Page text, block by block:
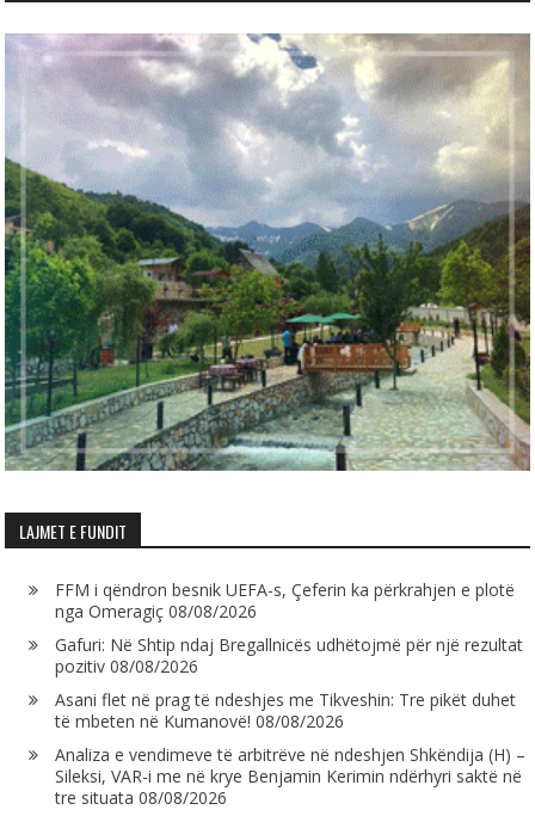
LAJMET E FUNDIT
FFM i qëndron besnik UEFA-s, Çeferin ka përkrahjen e plotë
nga Omeragiç 08/08/2026
Gafuri: Në Shtip ndaj Bregallnicës udhëtojmë për një rezultat
pozitiv 08/08/2026
Asani flet në prag të ndeshjes me Tikveshin: Tre pikët duhet
të mbeten në Kumanovë! 08/08/2026
Analiza e vendimeve të arbitrëve në ndeshjen Shkëndija (H) –
Sileksi, VAR-i me në krye Benjamin Kerimin ndërhyri saktë në
tre situata 08/08/2026